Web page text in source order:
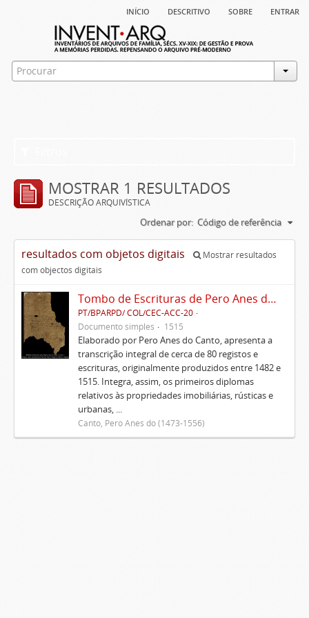
início descritivo sobre entrar
MOSTRAR 1 RESULTADOS
DESCRIÇÃO ARQUIVÍSTICA
Ordenar por: Código de referência
resultados com objetos digitais
Mostrar resultados
com objectos digitais
Tombo de Escrituras de Pero Anes do Canto
PT/BPARPD/ COL/CEC-ACC-20
Documento simples
1515
Elaborado por Pero Anes do Canto, apresenta a
transcrição integral de cerca de 80 registos e
escrituras, originalmente produzidos entre 1482 e
1515. Integra, assim, os primeiros diplomas
relativos às propriedades imobiliárias, rústicas e
urbanas, ...
Canto, Pero Anes do (1473-1556)